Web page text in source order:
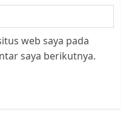
web saya pada
saya berikutnya.
Batam, Warga